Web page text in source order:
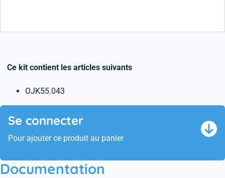
Ce kit contient les articles suivants
OJK55.043
Se connecter
Pour ajouter ce produit au panier
Documentation